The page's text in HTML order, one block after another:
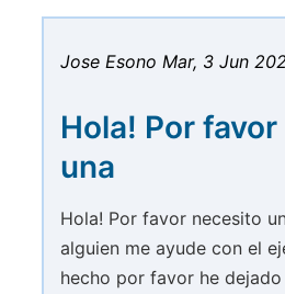
Jose Esono Mar, 3 Jun
Hola! Por
una
Hola! Por favor necesito
alguien me ayude con el
hecho por favor he